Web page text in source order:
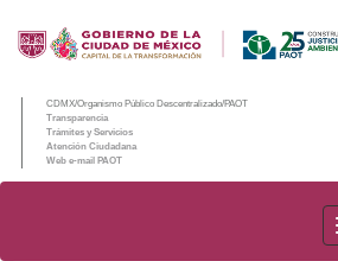
CDMX/Organismo Público Descentralizado/PAOT
Transparencia
Trámites y Servicios
Atención Ciudadana
Web e-mail PAOT